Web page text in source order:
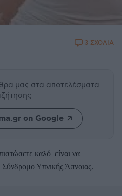
3 ΣΧΟΛΙΑ
μας στα αποτελέσματα
on Google
καλό είναι να
Σύνδρομο Υπνικής Άπνοιας.